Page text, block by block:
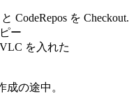
CodeRepos を Checkout.
ー
を入れた
成の途中。